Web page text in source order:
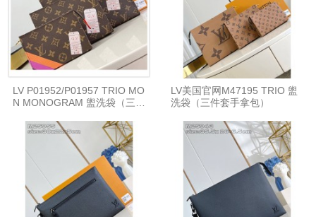
LV P01952/P01957 TRIO MO
N MONOGRAM 盥洗袋（三件
LV美国官网M47195 TRIO 盥
洗袋（三件套手拿包）